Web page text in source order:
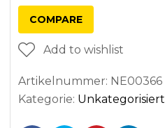
COMPARE
Add to wishlist
Artikelnummer: NE00366
Kategorie: Unkategorisiert